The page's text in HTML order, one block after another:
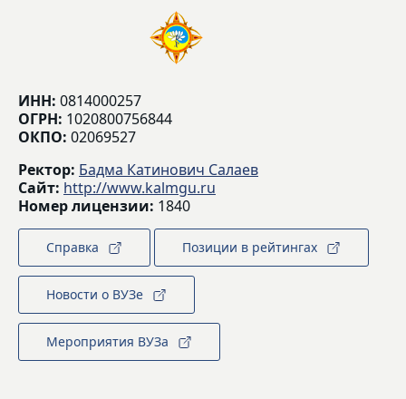
ИНН: 0814000257
ОГРН: 1020800756844
ОКПО: 02069527
Ректор: Бадма Катинович Салаев
Сайт: http://www.kalmgu.ru
Номер лицензии: 1840
Справка Позиции в рейтингах
Новости о ВУЗе
Мероприятия ВУЗа